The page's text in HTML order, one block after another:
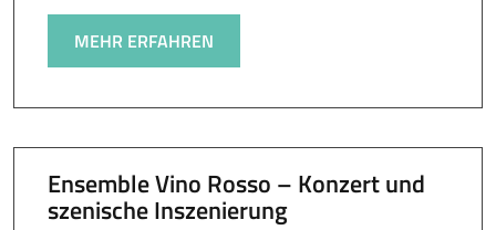
MEHR ERFAHREN
Ensemble Vino Rosso – Konzert und
szenische Inszenierung